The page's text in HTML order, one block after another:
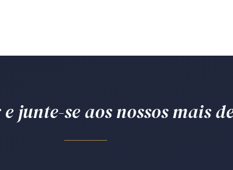
junte-se aos nossos mais